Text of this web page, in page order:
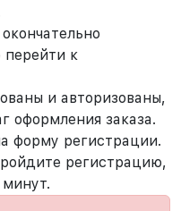
к
и авторизованы,
оформления заказа.
форму регистрации.
регистрацию,